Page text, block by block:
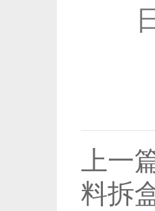
上一
料拆